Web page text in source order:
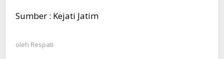
Sumber : Kejati Jatim
oleh Respati